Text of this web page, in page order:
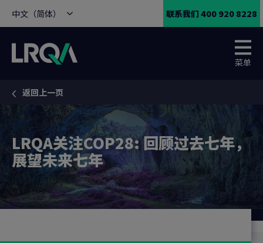
中文（简体） 联系我们 400 920 8228
菜单
You are here:
返回上一页
LRQA关注COP28: 回顾过去七年，
展望未来七年